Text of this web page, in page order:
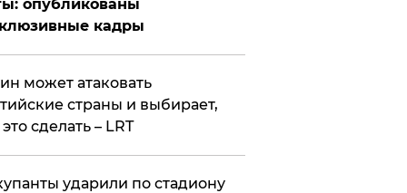
опубликованы
кадры
может атаковать
страны и выбирает,
сделать – LRT
ударили по стадиону